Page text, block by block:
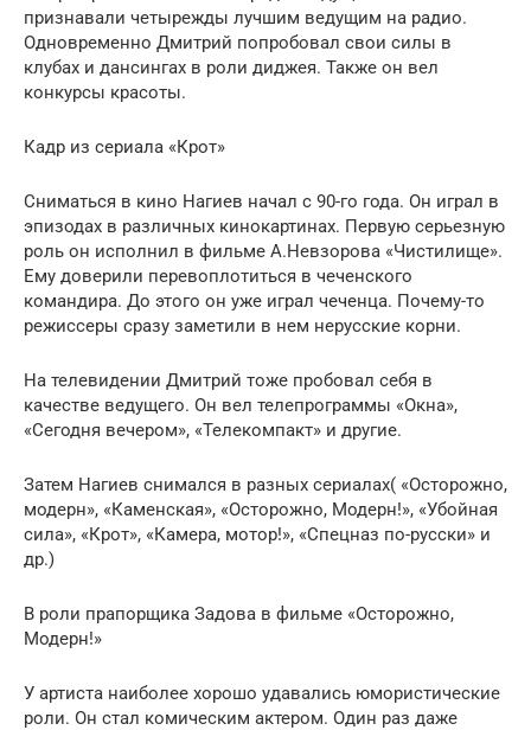
признавали четырежды лучшим ведущим на радио.
Одновременно Дмитрий попробовал свои силы в
клубах и дансингах в роли диджея. Также он вел
конкурсы красоты.
Кадр из сериала «Крот»
Сниматься в кино Нагиев начал с 90-го года. Он играл в
эпизодах в различных кинокартинах. Первую серьезную
роль он исполнил в фильме А.Невзорова «Чистилище».
Ему доверили перевоплотиться в чеченского
командира. До этого он уже играл чеченца. Почему-то
режиссеры сразу заметили в нем нерусские корни.
На телевидении Дмитрий тоже пробовал себя в
качестве ведущего. Он вел телепрограммы «Окна»,
«Сегодня вечером», «Телекомпакт» и другие.
Затем Нагиев снимался в разных сериалах( «Осторожно,
модерн», «Каменская», «Осторожно, Модерн!», «Убойная
сила», «Крот», «Камера, мотор!», «Спецназ по-русски» и
др.)
В роли прапорщика Задова в фильме «Осторожно,
Модерн!»
У артиста наиболее хорошо удавались юмористические
роли. Он стал комическим актером. Один раз даже